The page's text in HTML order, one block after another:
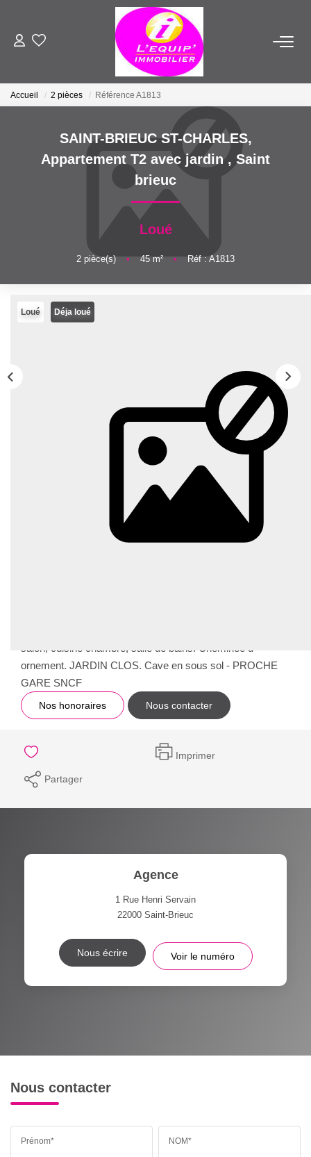
ACHETER
ESTIMER
VENDRE
FAIRE GÉRER
FNAIM
Accueil 2 pièces Référence A1813
SAINT-BRIEUC ST-CHARLES,
Appartement T2 avec jardin, Saint
brieuc
Loué
2 pièce(s) • 45m² • Réf : A1813
Loué Déja loué
salon, cuisine chambre, salle de bains. Cheminée d
ornement. JARDIN CLOS. Cave en sous sol - PROCHE
GARE SNCF
Nos honoraires Nous contacter
Imprimer
Partager
Agence
1 Rue Henri Servain
22000 Saint-Brieuc
Nous écrire Voir le numéro
Nous contacter
Prénom* NOM*